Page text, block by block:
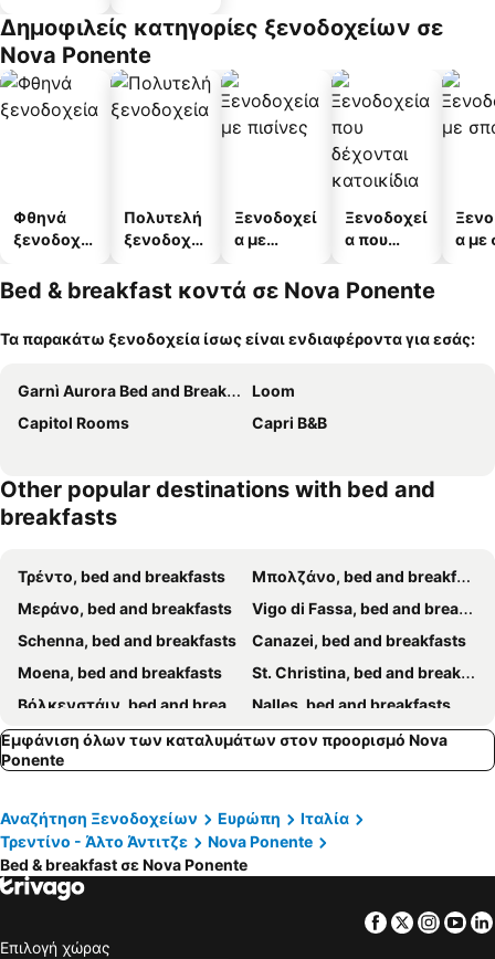
άτων
Δημοφιλείς κατηγορίες ξενοδοχείων σε
Nova Ponente
Φθηνά
ξενοδοχεί
Πολυτελή
ξενοδοχεί
Ξενοδοχεί
α με
Ξενοδοχεί
α που
κατοικίδι
α με
Bed & breakfast κοντά σε Nova Ponente
Τα παρακάτω ξενοδοχεία ίσως είναι ενδιαφέροντα για εσάς:
Garnì Aurora Bed and Breakfast
Loom
Capitol Rooms
Capri B&B
Other popular destinations with bed and
breakfasts
Τρέντο, bed and breakfasts
Μπολζάνο, bed and breakfasts
Μεράνο, bed and breakfasts
Vigo di Fassa, bed and breakfasts
Schenna, bed and breakfasts
Canazei, bed and breakfasts
Moena, bed and breakfasts
St. Christina, bed and breakfasts
Βόλκενστάιν, bed and breakfasts
Nalles, bed and breakfasts
Levico Terme, bed and breakfasts
Corvara in Badia, bed and breakfasts
Kaltern am See, bed and breakfasts
Μπρεσσανόνε, bed and breakfasts
Mezzolombardo, bed and breakfasts
Algund, bed and breakfasts
Funes, bed and breakfasts
Cavalese, bed and breakfasts
St. Martin in Passeier, bed and breakfasts
Εμφάνιση όλων των καταλυμάτων στον προορισμό Nova
Ponente
Αναζήτηση Ξενοδοχείων Ευρώπη
Ιταλία
Τρεντίνο - Άλτο Άντιτζε
Nova Ponente
Bed & breakfast σε Nova Ponente
Facebook
Twitter
Επιλογή χώρας